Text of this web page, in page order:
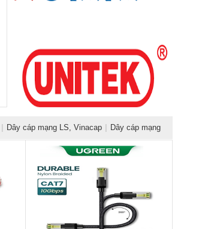
Dây cáp mạng LS, Vinacap Dây cáp mạng